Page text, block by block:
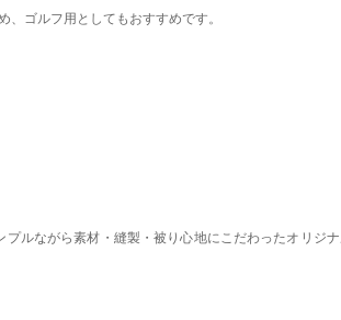
ゴルフ用としてもおすすめです。
ルながら素材・縫製・被り心地にこだわったオリジ